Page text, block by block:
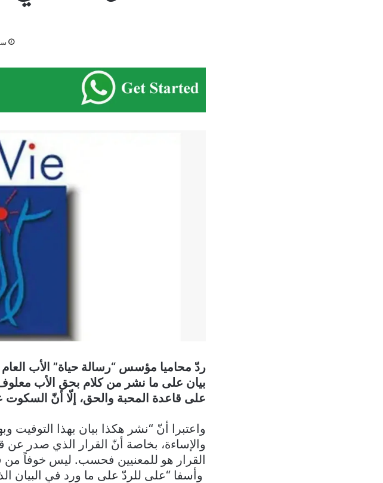
ردّ محاميا مؤسس “رسالة حياة” الأب
بيان على ما نشر من كلام بحق الأب
على قاعدة المحبة والحق، إلّا أنّ
واعتبرا أنّ “نشر هكذا بيان بهذا التوقيت
والإساءة، بخاصة أنّ القرار الذي صدر عن
القرار هو للمعنيين فحسب. ليس خوفاً من